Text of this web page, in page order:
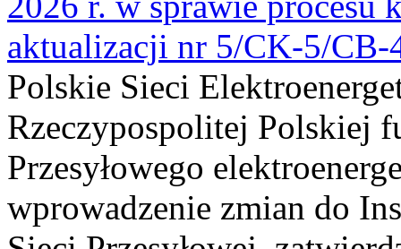
aktualizacji nr 5/CK-5/CB-
Polskie Sieci
Rzeczypospolitej Polskiej
Przesyłowego
wprowadzenie zmian do